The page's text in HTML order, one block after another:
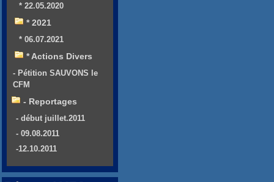
* 22.05.2020
* 2021
* 06.07.2021
* Actions Divers
- Pétition SAUVONS le
CFM
- Reportages
- début juillet.2011
- 09.08.2011
-12.10.2011